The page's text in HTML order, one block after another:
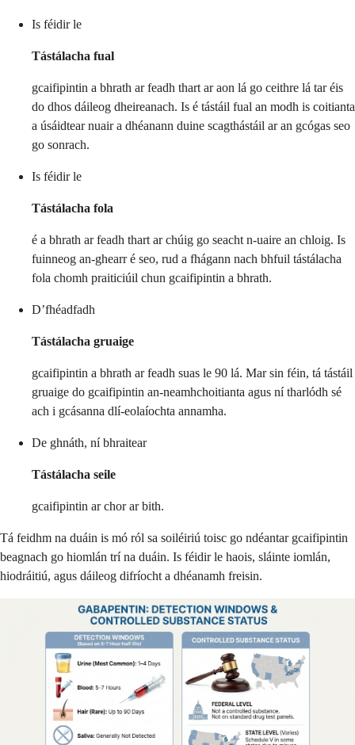
Is féidir le
Tástálacha fual
gcaifipintin a bhrath ar feadh thart ar aon lá go ceithre lá tar éis
do dhos dáileog dheireanach. Is é tástáil fual an modh is coitianta
a úsáidtear nuair a dhéanann duine scagthástáil ar an gcógas seo
go sonrach.
Is féidir le
Tástálacha fola
é a bhrath ar feadh thart ar chúig go seacht n-uaire an chloig. Is
fuinneog an-ghearr é seo, rud a fhágann nach bhfuil tástálacha
fola chomh praiticiúil chun gcaifipintin a bhrath.
D’fhéadfadh
Tástálacha gruaige
gcaifipintin a bhrath ar feadh suas le 90 lá. Mar sin féin, tá tástáil
gruaige do gcaifipintin an-neamhchoitianta agus ní tharlódh sé
ach i gcásanna dlí-eolaíochta annamha.
De ghnáth, ní bhraitear
Tástálacha seile
gcaifipintin ar chor ar bith.
Tá feidhm na duáin is mó ról sa soiléiriú toisc go ndéantar gcaifipintin
beagnach go hiomlán trí na duáin. Is féidir le haois, sláinte iomlán,
hiodráitiú, agus dáileog difríocht a dhéanamh freisin.